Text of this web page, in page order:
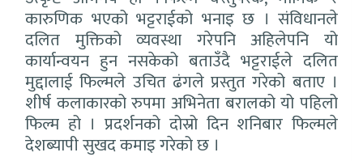
कारुणिक भएको भट्टराईको भनाइ छ । संविधानले
दलित मुक्तिको व्यवस्था गरेपनि अहिलेपनि यो
कार्यान्वयन हुन नसकेको बताउँदै भट्टराईले दलित
मुद्दालाई फिल्मले उचित ढंगले प्रस्तुत गरेको बताए ।
शीर्ष कलाकारको रुपमा अभिनेता बरालको यो पहिलो
फिल्म हो । प्रदर्शनको दोस्रो दिन शनिबार फिल्मले
देशब्यापी सुखद कमाइ गरेको छ ।